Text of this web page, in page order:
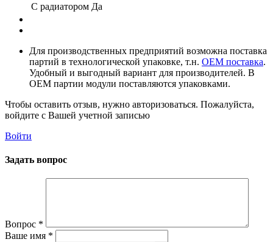
С радиатором Да
Для производственных предприятий возможна поставка
партий в технологической упаковке, т.н. OEM поставка.
Удобный и выгодный вариант для производителей. В
OEM партии модули поставляются упаковками.
Чтобы оставить отзыв, нужно авторизоваться. Пожалуйста,
войдите с Вашей учетной записью
Войти
Задать вопрос
Вопрос *
Ваше имя *